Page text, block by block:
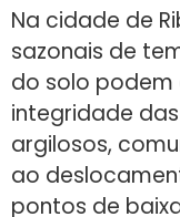
Na cidade de
sazonais de
do solo
integridade
argilosos,
ao
pontos de